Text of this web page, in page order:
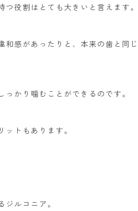
役割はとても大きいと言えます。
感があったりと、本来の歯と同じ
かり噛むことができるのです。
トもあります。
ルコニア。